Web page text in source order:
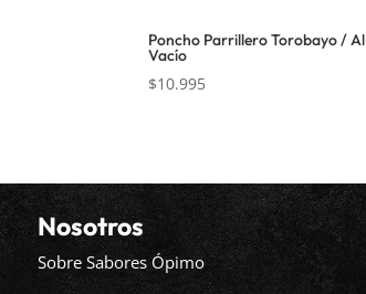
Poncho Parrillero Torobayo / Al
Vacío
$10.995
Nosotros
Sobre Sabores Ópimo